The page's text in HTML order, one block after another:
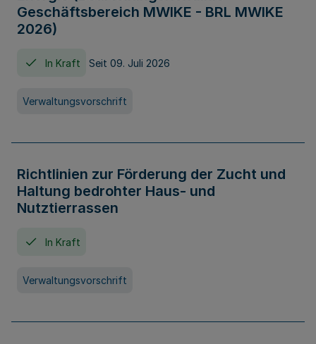
Geschäftsbereich MWIKE - BRL MWIKE
2026)
In Kraft Seit 09. Juli 2026
Verwaltungsvorschrift
Richtlinien zur Förderung der Zucht und
Haltung bedrohter Haus- und
Nutztierrassen
In Kraft
Verwaltungsvorschrift